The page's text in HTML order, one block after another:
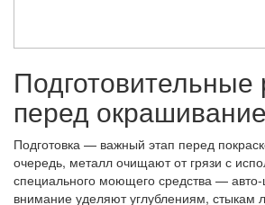
Подготовительные
перед
Подготовка — важный этап перед
очередь, металл очищают от грязи с
специального моющего средства —
внимание уделяют углублениям, стыкам